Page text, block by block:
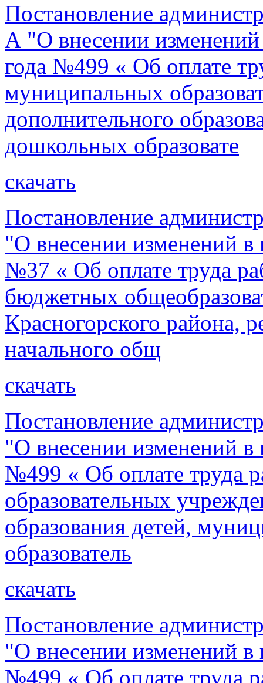
Постановление
А "О внесении
года №499 « Об оплате
муниципальных
дополнительного
дошкольных образовате
скачать
Постановление
"О внесении изменений в
№37 « Об оплате труда
бюджетных
Красногорского района,
начального общ
скачать
Постановление
"О внесении изменений в
№499 « Об оплате труда
образовательных
образования детей,
образователь
скачать
Постановление
"О внесении изменений в
№499 « Об оплате труда